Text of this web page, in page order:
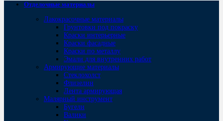
Отделочные материалы
Лакокрасочные материалы
Грунтовки под покраску
Краски интерьерные
Краски фасадные
Краски по металлу
Эмали для внутренних работ
Армирующие материалы
Стеклохолст
Флизелин
Лента армирующая
Малярный инструмент
Бугели
Валики